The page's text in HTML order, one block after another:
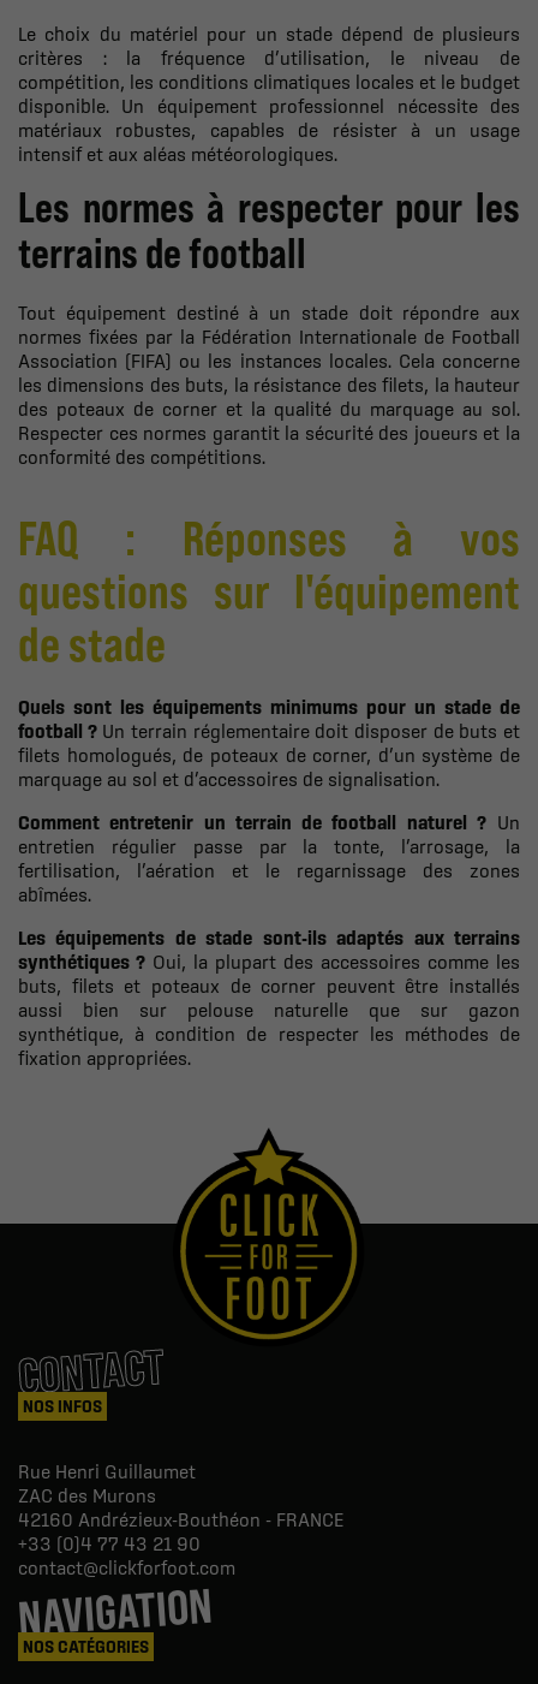
Le choix du matériel pour un stade dépend de plusieurs
critères : la fréquence d’utilisation, le niveau de
compétition, les conditions climatiques locales et le budget
disponible. Un équipement professionnel nécessite des
matériaux robustes, capables de résister à un usage
intensif et aux aléas météorologiques.
Les normes à respecter pour les
terrains de football
Tout équipement destiné à un stade doit répondre aux
normes fixées par la Fédération Internationale de Football
Association (FIFA) ou les instances locales. Cela concerne
les dimensions des buts, la résistance des filets, la hauteur
des poteaux de corner et la qualité du marquage au sol.
Respecter ces normes garantit la sécurité des joueurs et la
conformité des compétitions.
FAQ : Réponses à vos
questions sur l'équipement
de stade
Quels sont les équipements minimums pour un stade de
football ?Un terrain réglementaire doit disposer de buts et
filets homologués, de poteaux de corner, d’un système de
marquage au sol et d’accessoires de signalisation.
Comment entretenir un terrain de football naturel ?Un
entretien régulier passe par la tonte, l’arrosage, la
fertilisation, l’aération et le regarnissage des zones
abîmées.
Les équipements de stade sont-ils adaptés aux terrains
synthétiques ? Oui, la plupart des accessoires comme les
buts, filets et poteaux de corner peuvent être installés
aussi bien sur pelouse naturelle que sur gazon
synthétique, à condition de respecter les méthodes de
fixation appropriées.
CONTACT
NOS INFOS
Rue Henri Guillaumet
ZAC des Murons
42160 Andrézieux-Bouthéon - FRANCE
+33 (0)4 77 43 21 90
contact@clickforfoot.com
NAVIGATION
NOS CATÉGORIES